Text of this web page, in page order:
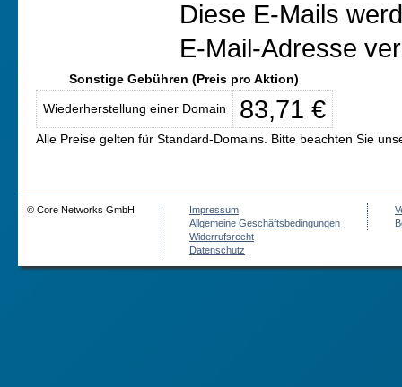
Diese E-Mails
E-Mail-Adresse
Sonstige Gebühren (Preis pro Aktion)
Wiederherstellung einer Domain 83,71 €
Alle Preise gelten für Standard-Domains. Bitte beachten Sie
© Core Networks GmbH
Impressum
Allgemeine Geschäftsbedingungen
Widerrufsrecht
Datenschutz